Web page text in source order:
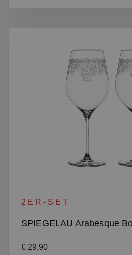
2ER-SET
SPIEGELAU Arabesque
Regulärer Preis:
€ 29,90